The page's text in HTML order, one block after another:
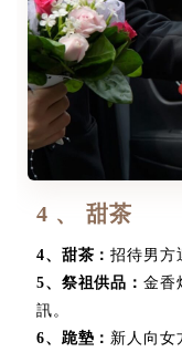
4 、 甜茶
4、 甜茶：招待男方
5、 祭祖供品： 金香
訊。
6、 跪墊： 新人向女